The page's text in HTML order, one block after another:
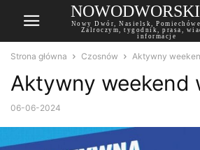
Nowy Dwór, Nasielsk,
Zalroczym, tygodnik, prasa,
informacje
Strona główna Czosnów Aktywny
Aktywny weekend
06-06-2024